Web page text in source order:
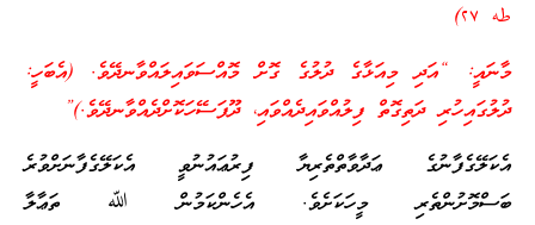
طه ٢٧)
މާނައީ: “އަދި މިއަޅާގެ ދުލުގެ ގޮށް މޮއްސަވައިލައްވާނދޭވެ. (އެބަހީ:
ދުލުގައިހުރި ދަތިގޮތް ފިލުއްވައިދެއްވައި، ދޫފަސޭހަކޮށްދެއްވާނދޭވެ.)”
އެކަލޭގެފާނުގެ ޢަދާވާތްތެރިޔާ ފިރުޢައުނުވީ އެކަލޭގެފާނަށްވުރެ
ބަސްމޮށުންތެރި މީހަކަށެވެ. އެހެންކަމުން ﷲ ތަޢާލާ